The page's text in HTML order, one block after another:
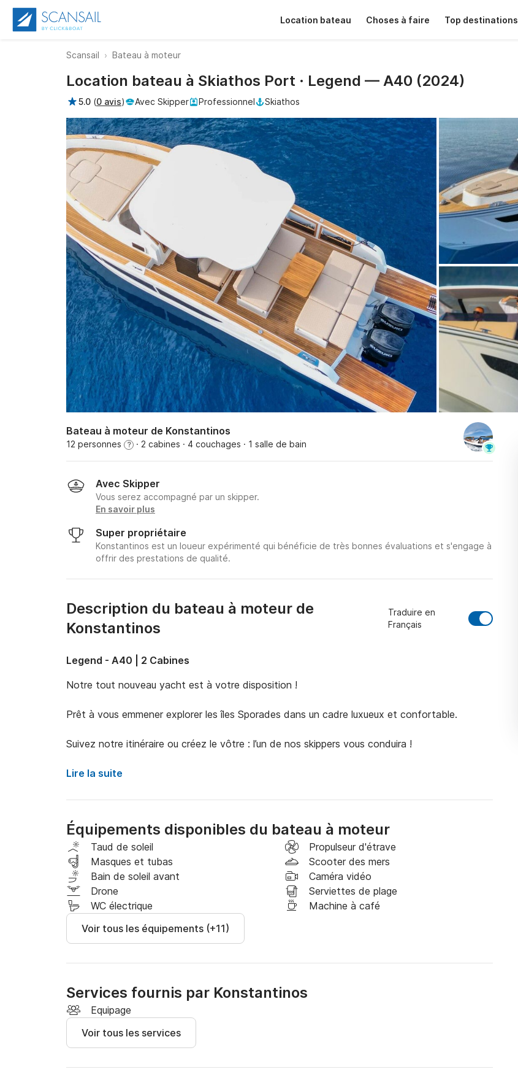
Location bateau Choses à faire Top destinations
Scansail Bateau à moteur
Location bateau à Skiathos Port · Legend — A40 (2024)
5.0 (0 avis) Avec Skipper Professionnel Skiathos
Bateau à moteur de Konstantinos
12 personnes ? · 2 cabines · 4 couchages · 1 salle de bain
Avec Skipper
Vous serez accompagné par un skipper.
En savoir plus
Super propriétaire
Konstantinos est un loueur expérimenté qui bénéficie de très bonnes évaluations et s'engage à
offrir des prestations de qualité.
Description du bateau à moteur de
Konstantinos
Traduire en
Français
Legend - A40 | 2 Cabines
Notre tout nouveau yacht est à votre disposition !
Prêt à vous emmener explorer les îles Sporades dans un cadre luxueux et confortable.
Suivez notre itinéraire ou créez le vôtre : l’un de nos skippers vous conduira !
Lire la suite
Équipements disponibles du bateau à moteur
Taud de soleil
Propulseur d'étrave
Masques et tubas
Scooter des mers
Bain de soleil avant
Caméra vidéo
Drone
Serviettes de plage
WC électrique
Machine à café
Voir tous les équipements (+11)
Services fournis par Konstantinos
Equipage
Voir tous les services